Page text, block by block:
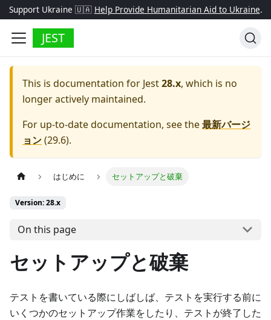
Support Ukraine 🇺🇦 Help Provide Humanitarian Aid to Ukraine.
JEST
This is documentation for Jest28.x, which is no
longer actively maintained.
For up-to-date documentation, see the最新バージ
ョン(29.6).
はじめに セットアップと破棄
Version: 28.x
On this page
セットアップと破棄
テストを書いている際にしばしば、テストを実行する前に
いくつかのセットアップ作業をしたり、テストが終了した